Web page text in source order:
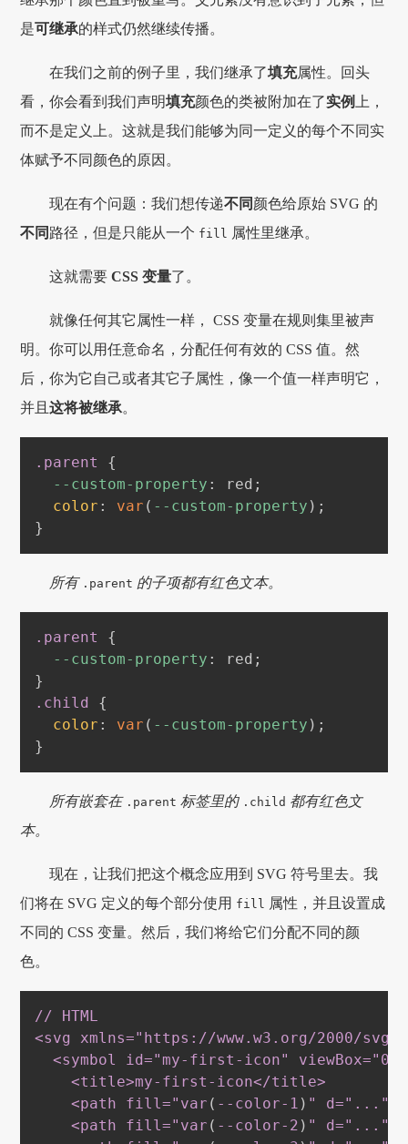
是可继承的样式仍然继续传播。
在我们之前的例子里，我们继承了填充属性。回头
看，你会看到我们声明填充颜色的类被附加在了实例
上，
而不是定义上。这就是我们能够为同一定义的每个不同实
体赋予不同颜色的原因。
现在有个问题：我们想传递不同 颜色给原始 SVG 的
不同 路径，但是只能从一个 fill 属性里继承。
这就需要CSS 变量了。
就像任何其它属性一样， CSS 变量在规则集里被声
明。你可以用任意命名，分配任何有效的 CSS 值。然
后，你为它自己或者其它子属性，像一个值一样声明它，
并且这将被继承。
.parent
{
--custom-property : red ;
color : var ( --custom-property ) ;
}
所有 .parent 的子项都有红色文本。
.parent
{
--custom-property : red ;
}
.child
{
color : var ( --custom-property ) ;
}
所有嵌套在 .parent 标签里的 .child 都有红色文
本。
现在，让我们把这个概念应用到 SVG 符号里去。我
们将在 SVG 定义的每个部分使用 fill 属性，并且设置成
不同的 CSS 变量。然后，我们将给它们分配不同的颜
色。
// HTML
<svg xmlns="https://www.w3 .org/2000/
<symbol id="my-first-icon" viewBox="0
    <title
>my-first-icon</title>
    <path fill="var
( --color-1 ) " d="..." /
    <path fill="var
( --color-2 ) " d="..." /